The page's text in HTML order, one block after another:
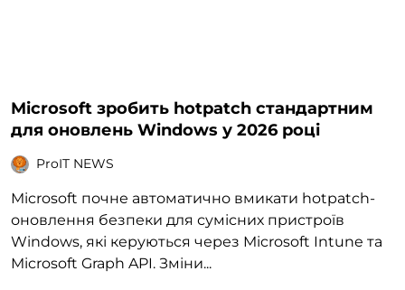
Microsoft зробить hotpatch стандартним
для оновлень Windows у 2026 році
ProIT NEWS
Microsoft почне автоматично вмикати hotpatch-
оновлення безпеки для сумісних пристроїв
Windows, які керуються через Microsoft Intune та
Microsoft Graph API. Зміни...